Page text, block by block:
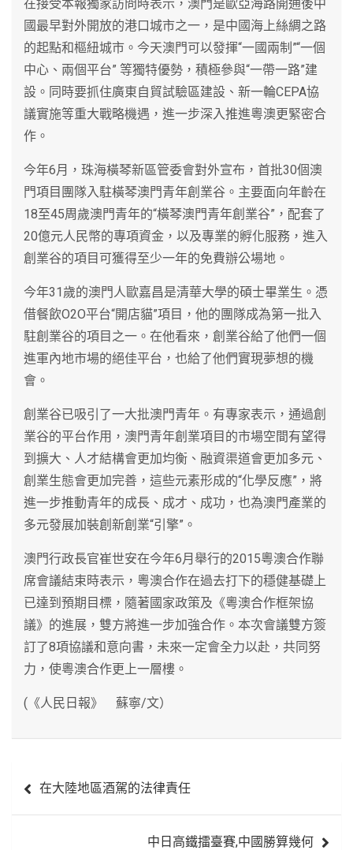
在接受本報獨家訪問時表示，澳門是歐亞海路開通後中
國最早對外開放的港口城市之一，是中國海上絲綢之路
的起點和樞紐城市。今天澳門可以發揮“一國兩制”“一個
中心、兩個平台” 等獨特優勢，積極參與“一帶一路”建
設。同時要抓住廣東自貿試驗區建設、新一輪CEPA協
議實施等重大戰略機遇，進一步深入推進粵澳更緊密合
作。
今年6月，珠海橫琴新區管委會對外宣布，首批30個澳
門項目團隊入駐橫琴澳門青年創業谷。主要面向年齡在
18至45周歲澳門青年的“橫琴澳門青年創業谷”，配套了
20億元人民幣的專項資金，以及專業的孵化服務，進入
創業谷的項目可獲得至少一年的免費辦公場地。
今年31歲的澳門人歐嘉昌是清華大學的碩士畢業生。憑
借餐飲O2O平台“開店貓”項目，他的團隊成為第一批入
駐創業谷的項目之一。在他看來，創業谷給了他們一個
進軍內地市場的絕佳平台，也給了他們實現夢想的機
會。
創業谷已吸引了一大批澳門青年。有專家表示，通過創
業谷的平台作用，澳門青年創業項目的市場空間有望得
到擴大、人才結構會更加均衡、融資渠道會更加多元、
創業生態會更加完善，這些元素形成的“化學反應”，將
進一步推動青年的成長、成才、成功，也為澳門產業的
多元發展加裝創新創業“引擎”。
澳門行政長官崔世安在今年6月舉行的2015粵澳合作聯
席會議結束時表示，粵澳合作在過去打下的穩健基礎上
已達到預期目標，隨著國家政策及《粵澳合作框架協
議》的進展，雙方將進一步加強合作。本次會議雙方簽
訂了8項協議和意向書，未來一定會全力以赴，共同努
力，使粵澳合作更上一層樓。
(《人民日報》 蘇寧/文）
章 在大陸地區酒駕的法律責任
中日高鐵擂臺賽,中國勝算幾何